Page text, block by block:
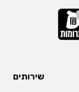
שירותים